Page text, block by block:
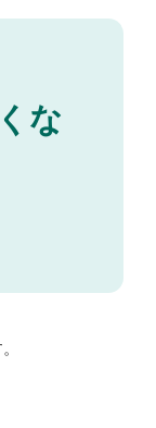
な